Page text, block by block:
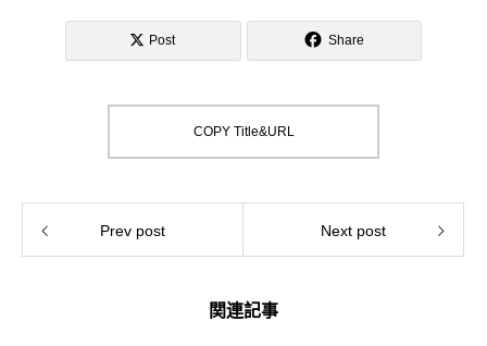
Post Share
COPY Title&URL
Prev post Next post
関連記事